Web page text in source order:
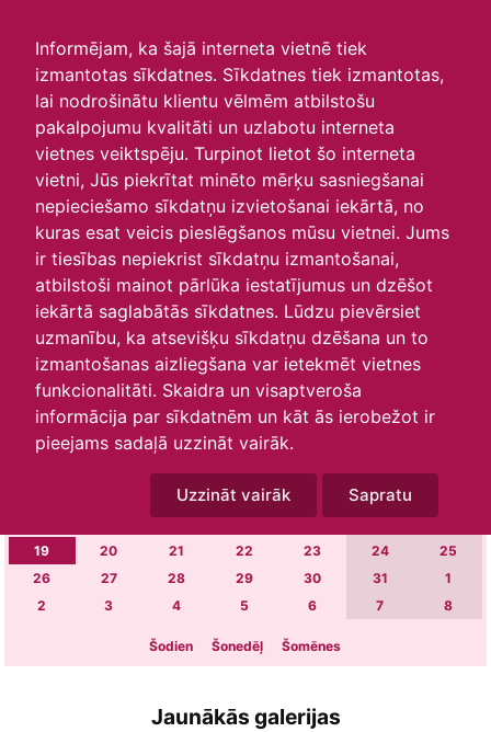
Informējam, ka šajā interneta vietnē tiek
izmantotas sīkdatnes. Sīkdatnes tiek izmantotas,
lai nodrošinātu klientu vēlmēm atbilstošu
pakalpojumu kvalitāti un uzlabotu interneta
vietnes veiktspēju. Turpinot lietot šo interneta
vietni, Jūs piekrītat minēto mērķu sasniegšanai
nepieciešamo sīkdatņu izvietošanai iekārtā, no
kuras esat veicis pieslēgšanos mūsu vietnei. Jums
ir tiesības nepiekrist sīkdatņu izmantošanai,
atbilstoši mainot pārlūka iestatījumus un dzēšot
iekārtā saglabātās sīkdatnes. Lūdzu pievērsiet
uzmanību, ka atsevišķu sīkdatņu dzēšana un to
izmantošanas aizliegšana var ietekmēt vietnes
funkcionalitāti. Skaidra un visaptveroša
informācija par sīkdatnēm un kāt ās ierobežot ir
pieejams sadaļā uzzināt vairāk.
Uzzināt vairāk Sapratu
Skats :
Aktuālie
Šodien Šonedēļ
Šomēnes
Arhīvs
O T S
7 8 10
14 15 16 17
19
20 21 22 23 24
25
26
27 28 29 30 31
1
2
3 4 5 6 7 8
Šodien Šonedēļ Šomēnes
Jaunākās galerijas